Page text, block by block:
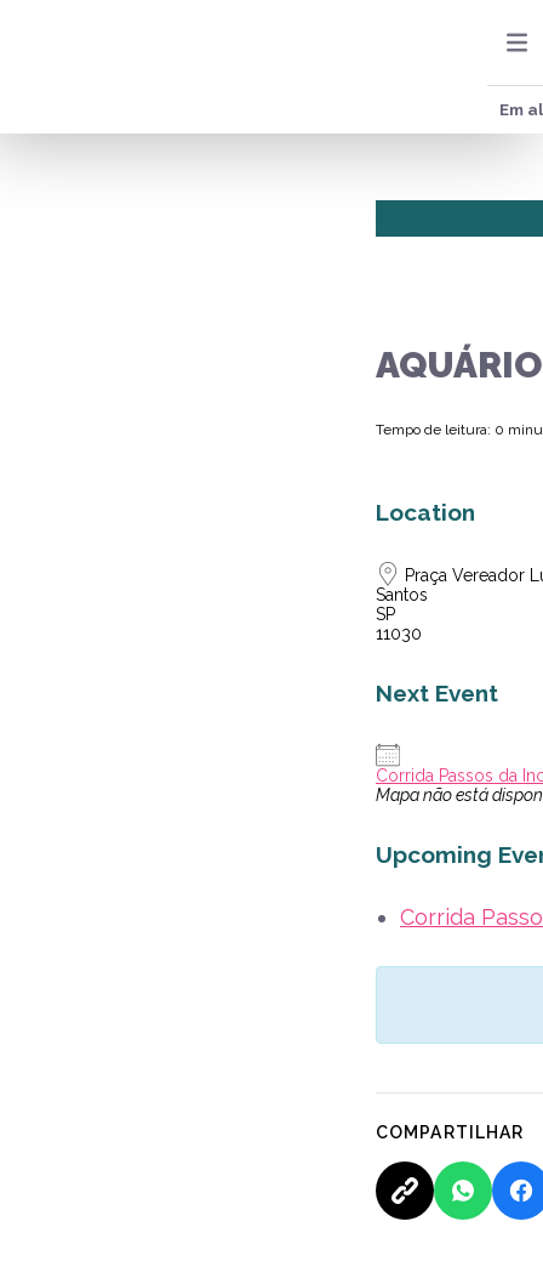
Em
AQUÁRIO
Tempo de leitura: 0
Location
Praça Vereador
Santos
SP
11030
Next Event
Corrida Passos da
Mapa não está
Upcoming
Corrida
COMPARTILHAR